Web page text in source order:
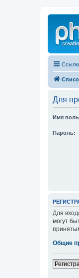
Для
Имя
Пароль:
Для
могут
Общие